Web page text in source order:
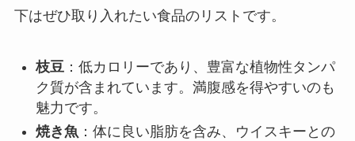
下はぜひ取り入れたい食品のリストです。
枝豆：低カロリーであり、豊富な植物性タンパ
ク質が含まれています。満腹感を得やすいのも
魅力です。
焼き魚：体に良い脂肪を含み、ウイスキーとの